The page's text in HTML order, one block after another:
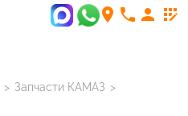
room phone person app_registration
> Запчасти КАМАЗ >